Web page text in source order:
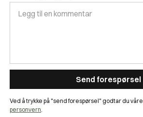
Ved å trykke på "send forespørsel" godtar du våre
personvern.